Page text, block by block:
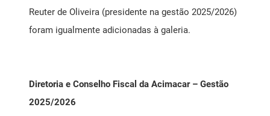
Reuter de Oliveira (presidente na gestão 2025/2026)
foram igualmente adicionadas à galeria.
Diretoria e Conselho Fiscal da Acimacar – Gestão
2025/2026